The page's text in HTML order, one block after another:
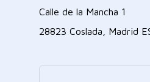
Calle de la Mancha 1
28823 Coslada, Madrid